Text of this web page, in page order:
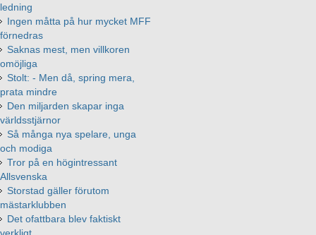
ledning
Ingen måtta på hur mycket MFF
förnedras
Saknas mest, men villkoren
omöjliga
Stolt: - Men då, spring mera,
prata mindre
Den miljarden skapar inga
världsstjärnor
Så många nya spelare, unga
och modiga
Tror på en högintressant
Allsvenska
Storstad gäller förutom
mästarklubben
Det ofattbara blev faktiskt